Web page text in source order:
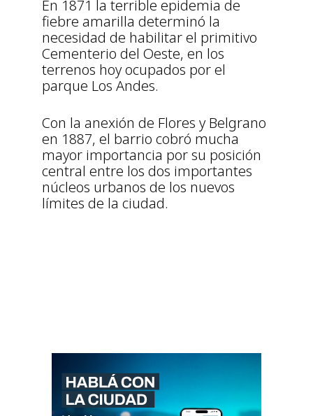
En 1871 la terrible epidemia de
fiebre amarilla determinó la
necesidad de habilitar el primitivo
Cementerio del Oeste, en los
terrenos hoy ocupados por el
parque Los Andes.
Con la anexión de Flores y Belgrano
en 1887, el barrio cobró mucha
mayor importancia por su posición
central entre los dos importantes
núcleos urbanos de los nuevos
límites de la ciudad.